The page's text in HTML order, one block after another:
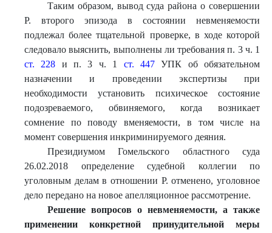
Таким образом, вывод суда района о совершении
Р. второго эпизода в состоянии невменяемости
подлежал более тщательной проверке, в ходе которой
следовало выяснить, выполнены ли требования п. 3 ч. 1
ст. 228 и п. 3 ч. 1 ст. 447УПК об обязательном
назначении и проведении экспертизы при
необходимости установить психическое состояние
подозреваемого, обвиняемого, когда возникает
сомнение по поводу вменяемости, в том числе на
момент совершения инкриминируемого деяния.
Президиумом Гомельского областного суда
26.02.2018 определение судебной коллегии по
уголовным делам в отношении Р. отменено, уголовное
дело передано на новое апелляционное рассмотрение.
Решение вопросов о невменяемости, а также
применении конкретной принудительной меры